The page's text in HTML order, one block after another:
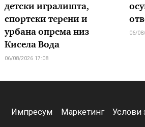
детски игралишта,
спортски терени и
урбана опрема низ
Кисела Вода
06/08/2026 17:08
06/
Импресум Маркетинг Услови